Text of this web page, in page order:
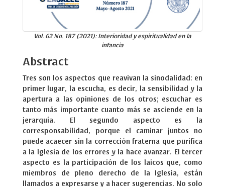
Vol. 62 No. 187 (2021): Interioridad y espiritualidad en la
infancia
Abstract
Tres son los aspectos que reavivan la sinodalidad: en
primer lugar, la escucha, es decir, la sensibilidad y la
apertura a las opiniones de los otros; escuchar es
tanto más importante cuanto más se asciende en la
jerarquía. El segundo aspecto es la
corresponsabilidad, porque el caminar juntos no
puede acaecer sin la corrección fraterna que purifica
a la Iglesia de los errores y la hace avanzar. El tercer
aspecto es la participación de los laicos que, como
miembros de pleno derecho de la Iglesia, están
llamados a expresarse y a hacer sugerencias. No solo